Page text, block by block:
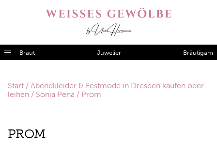
Braut Juwelier Bräutigam
Start / Abendkleider & Festmode in Dresden kaufen oder
leihen / Sonia Pena / Prom
PROM